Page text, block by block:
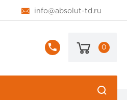
info@absolut-td.ru
+7
178-
0